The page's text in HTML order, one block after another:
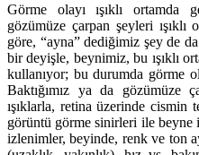
Görme olayı ışıklı ortamda
gözümüze çarpan şeyleri
göre, “ayna” dediğimiz şey de
bir deyişle, beynimiz, bu ışıklı
kullanıyor; bu durumda görme
Baktığımız ya da gözümüze
ışıklarla, retina üzerinde cismin
görüntü görme sinirleri ile beyne
izlenimler, beyinde, renk ve ton